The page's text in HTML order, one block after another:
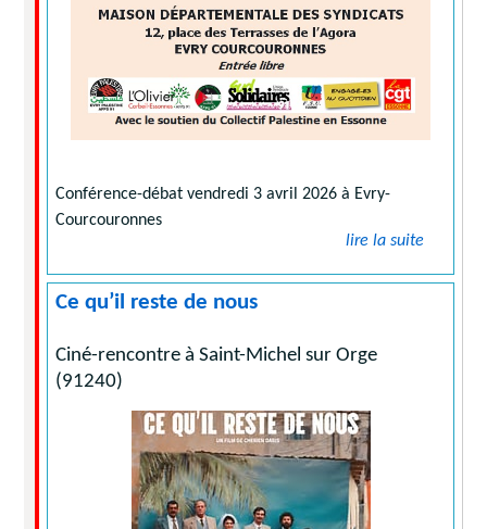
Conférence-débat vendredi 3 avril 2026 à Evry-
Courcouronnes
lire la suite
Ce qu’il reste de nous
Ciné-rencontre à Saint-Michel sur Orge
(91240)